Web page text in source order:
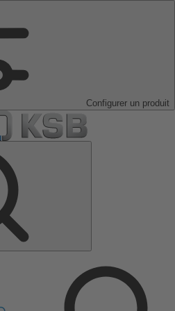
Configurer un produit